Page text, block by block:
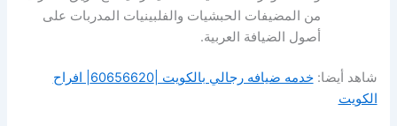
من المضيفات الحبشيات والفلبينيات المدربات على
أصول الضيافة العربية.
شاهد أيضا:
خدمه ضيافه رجالي بالكويت |60656620| افراح
الكويت